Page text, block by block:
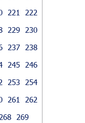
221
222
229
230
237
238
245
246
253
254
261
262
268 269